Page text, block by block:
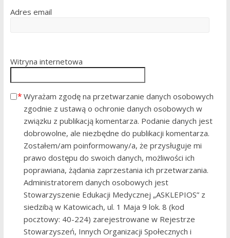
Adres email
Witryna internetowa
Wyrażam zgodę na przetwarzanie danych osobowych
zgodnie z ustawą o ochronie danych osobowych w
związku z publikacją komentarza. Podanie danych jest
dobrowolne, ale niezbędne do publikacji komentarza.
Zostałem/am poinformowany/a, że przysługuje mi
prawo dostępu do swoich danych, możliwości ich
poprawiana, żądania zaprzestania ich przetwarzania.
Administratorem danych osobowych jest
Stowarzyszenie Edukacji Medycznej „ASKLEPIOS” z
siedzibą w Katowicach, ul. 1 Maja 9 lok. 8 (kod
pocztowy: 40-224) zarejestrowane w Rejestrze
Stowarzyszeń, Innych Organizacji Społecznych i